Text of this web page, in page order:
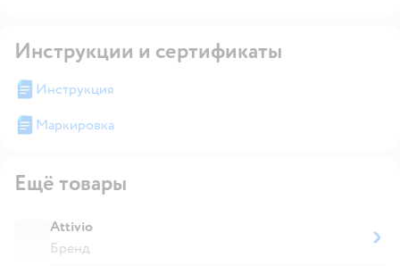
Инструкции и сертификаты
Инструкция
Маркировка
Ещё товары
Attivio
Бренд